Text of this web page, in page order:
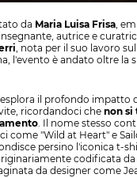
da Maria Luisa Frisa,
autrice e
, nota per il suo lavoro
l'evento è andato oltre la
esplora il profondo impatto
ricordandoci che non si
. Il nome stesso
come "Wild at Heart" e
persino l'iconica t-
codificata da
da designer come